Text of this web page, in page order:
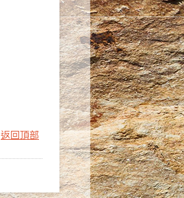
返回頂部